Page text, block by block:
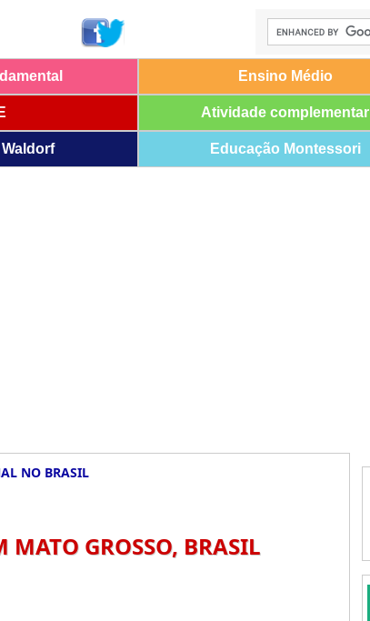
Ensino Médio
Atividade complementar
Educação Montessori
NO BRASIL
MATO GROSSO, BRASIL